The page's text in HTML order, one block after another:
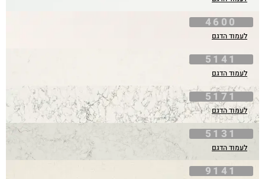
4600
לעמוד הדגם
5141
לעמוד הדגם
5171
לעמוד הדגם
5131
לעמוד הדגם
9141